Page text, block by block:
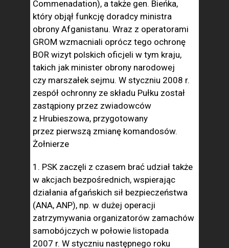
Commenadation), a także gen. Bieńka,
który objął funkcję doradcy ministra
obrony Afganistanu. Wraz z operatorami
GROM wzmacniali oprócz tego ochronę
BOR wizyt polskich oficjeli w tym kraju,
takich jak minister obrony narodowej
czy marszałek sejmu. W styczniu 2008 r.
zespół ochronny ze składu Pułku został
zastąpiony przez zwiadowców
z Hrubieszowa, przygotowany
przez pierwszą zmianę komandosów.
Żołnierze
1. PSK zaczęli z czasem brać udział także
w akcjach bezpośrednich, wspierając
działania afgańskich sił bezpieczeństwa
(ANA, ANP), np. w dużej operacji
zatrzymywania organizatorów zamachów
samobójczych w połowie listopada
2007 r. W styczniu następnego roku